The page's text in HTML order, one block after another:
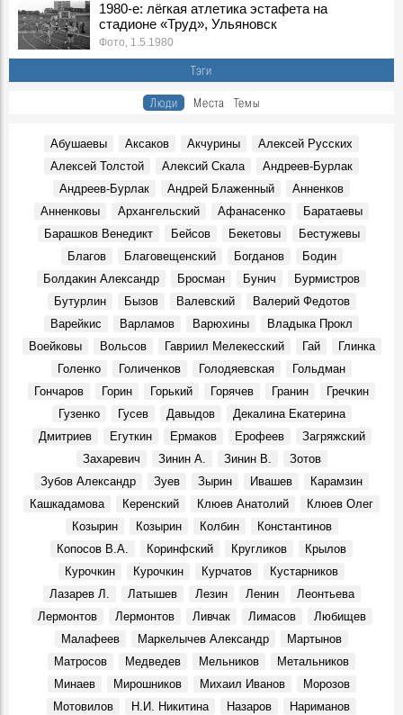
1980-е: лёгкая атлетика эстафета на
стадионе «Труд», Ульяновск
Фото, 1.5.1980
Тэги
Люди Места Темы
Абушаевы Аксаков Акчурины
Алексей Русских
Алексей Толстой
Алексий Скала
Андреев-Бурлак
Андреев-Бурлак
Андрей Блаженный
Анненков
Анненковы
Архангельский Афанасенко
Баратаевы
Барашков Венедикт
Бейсов Бекетовы
Бестужевы
Благов
Благовещенский Богданов
Бодин
Болдакин Александр
Бросман Бунич
Бурмистров
Бутурлин
Бызов Валевский
Валерий Федотов
Варейкис
Варламов Варюхины
Владыка Прокл
Воейковы
Вольсов Гавриил Мелекесский Гай
Глинка
Голенко
Голиченков Голодяевская
Гольдман
Гончаров
Горин Горький Горячев Гранин
Гречкин
Гузенко
Гусев Давыдов
Декалина Екатерина
Дмитриев
Егуткин Ермаков Ерофеев
Загряжский
Захаревич
Зинин А. Зинин В.
Зотов
Зубов Александр
Зуев Зырин Ивашев
Карамзин
Кашкадамова
Керенский Клюев Анатолий
Клюев Олег
Козырин
Козырин Колбин
Константинов
Копосов В.А.
Коринфский Кругликов
Крылов
Курочкин
Курочкин Курчатов
Кустарников
Лазарев Л.
Латышев Лезин Ленин
Леонтьева
Лермонтов
Лермонтов Ливчак Лимасов
Любищев
Малафеев
Маркелычев Александр
Мартынов
Матросов
Медведев Мельников
Метальников
Минаев
Мирошников Михаил Иванов
Морозов
Мотовилов
Н.И. Никитина Назаров
Нариманов